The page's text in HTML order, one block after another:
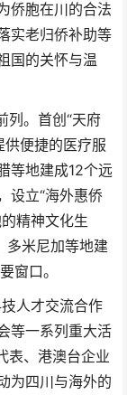
侨胞在川的合法
实老归侨补助等
国的关怀与温
。首创“天府
供便捷的医疗服
等地建成12个远
设立“海外惠侨
精神文化生
多米尼加等地建
窗口。
人才交流合作
等一系列重大活
表、港澳台企业
为四川与海外的